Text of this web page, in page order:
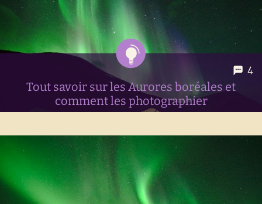
4
Tout savoir sur les Aurores boréales et
comment les photographier
Nos trucs et astuces pour voir les aurores boréales et
ramener de belles photos pour impressionner votre belle